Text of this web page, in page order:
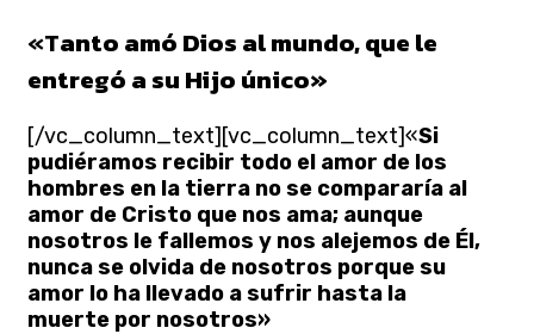
«Tanto amó Dios al mundo, que le
entregó a su Hijo único»
[/vc_column_text][vc_column_text]«Si
pudiéramos recibir todo el amor de los
hombres en la tierra no se compararía al
amor de Cristo que nos ama; aunque
nosotros le fallemos y nos alejemos de Él,
nunca se olvida de nosotros porque su
amor lo ha llevado a sufrir hasta la
muerte por nosotros»